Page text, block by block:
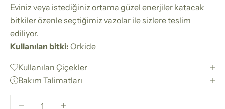
Eviniz veya istediğiniz ortama güzel enerjiler katacak
bitkiler özenle seçtiğimiz vazolar ile sizlere teslim
ediliyor.
Kullanılan bitki: Orkide
Kullanılan Çiçekler
Bakım Talimatları
Miktarı azalt Miktarı azalt